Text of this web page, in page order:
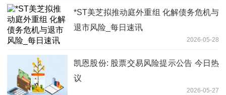
*ST美芝拟推动庭外重组 化解债务危机与
退市风险_每日速讯
2026-05-28
凯恩股份: 股票交易风险提示公告 今日热
议
2026-05-27